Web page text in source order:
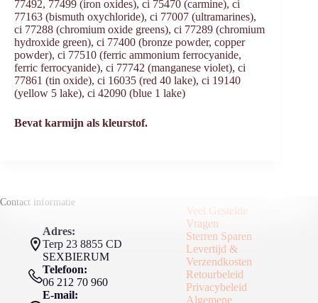
77492, 77499 (iron oxides), ci 75470 (carmine), ci
77163 (bismuth oxychloride), ci 77007 (ultramarines),
ci 77288 (chromium oxide greens), ci 77289 (chromium
hydroxide green), ci 77400 (bronze powder, copper
powder), ci 77510 (ferric ammonium ferrocyanide,
ferric ferrocyanide), ci 77742 (manganese violet), ci
77861 (tin oxide), ci 16035 (red 40 lake), ci 19140
(yellow 5 lake), ci 42090 (blue 1 lake)
Bevat karmijn als kleurstof.
Contact informatie
Adres:
Terp 23 8855 CD
SEXBIERUM
Telefoon:
06 212 70 960
E-mail:
Veel Gestelde
Vragen
Sterren Sparen
Levertijd &
Verzendkosten
Retourbeleid
Privacybeleid
Algemene